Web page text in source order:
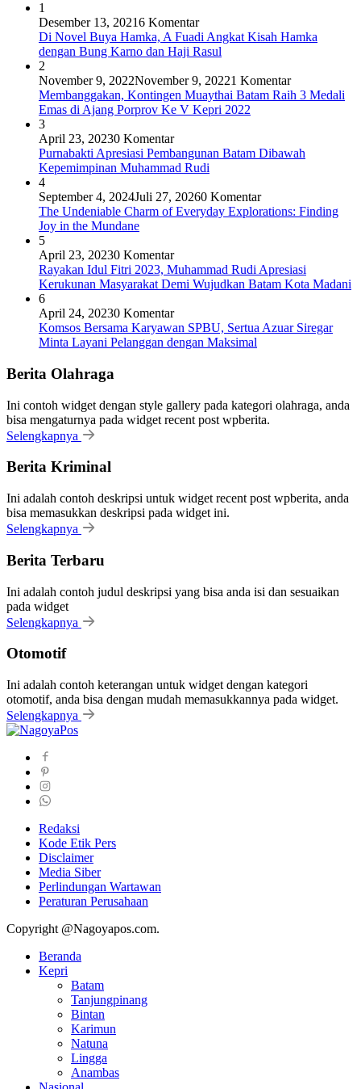
1
Desember 13, 20216 Komentar
Di Novel Buya Hamka, A Fuadi Angkat Kisah Hamka
dengan Bung Karno dan Haji Rasul
2
November 9, 2022November 9, 20221 Komentar
Membanggakan, Kontingen Muaythai Batam Raih 3 Medali
Emas di Ajang Porprov Ke V Kepri 2022
3
April 23, 20230 Komentar
Purnabakti Apresiasi Pembangunan Batam Dibawah
Kepemimpinan Muhammad Rudi
4
September 4, 2024Juli 27, 20260 Komentar
The Undeniable Charm of Everyday Explorations: Finding
Joy in the Mundane
5
April 23, 20230 Komentar
Rayakan Idul Fitri 2023, Muhammad Rudi Apresiasi
Kerukunan Masyarakat Demi Wujudkan Batam Kota Madani
6
April 24, 20230 Komentar
Komsos Bersama Karyawan SPBU, Sertua Azuar Siregar
Minta Layani Pelanggan dengan Maksimal
Berita Olahraga
Ini contoh widget dengan style gallery pada kategori olahraga, anda
bisa mengaturnya pada widget recent post wpberita.
Selengkapnya
Berita Kriminal
Ini adalah contoh deskripsi untuk widget recent post wpberita, anda
bisa memasukkan deskripsi pada widget ini.
Selengkapnya
Berita Terbaru
Ini adalah contoh judul deskripsi yang bisa anda isi dan sesuaikan
pada widget
Selengkapnya
Otomotif
Ini adalah contoh keterangan untuk widget dengan kategori
otomotif, anda bisa dengan mudah memasukkannya pada widget.
Selengkapnya
Redaksi
Kode Etik Pers
Disclaimer
Media Siber
Perlindungan Wartawan
Peraturan Perusahaan
Copyright @Nagoyapos.com.
Beranda
Kepri
Batam
Tanjungpinang
Bintan
Karimun
Natuna
Lingga
Anambas